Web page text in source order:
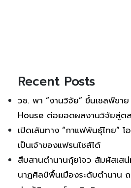
Recent Posts
วช. พา “งานวิจัย” ขึ้นเชลฟ์ขา
House ต่อยอดผลงานวิจัยสู่ต
เปิดเส้นทาง “กาแฟพันธุ์ไทย”
เป็นเจ้าของแฟรนไชส์ได้
สืบสานตำนานกุ้ยโจว สัมผัสเสน่
นาฏศิลป์พื้นเมืองระดับตำนาน